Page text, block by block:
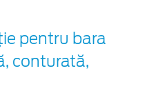
pentru bara
conturată,